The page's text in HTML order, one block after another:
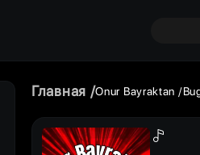
Главная Onur Bayraktan